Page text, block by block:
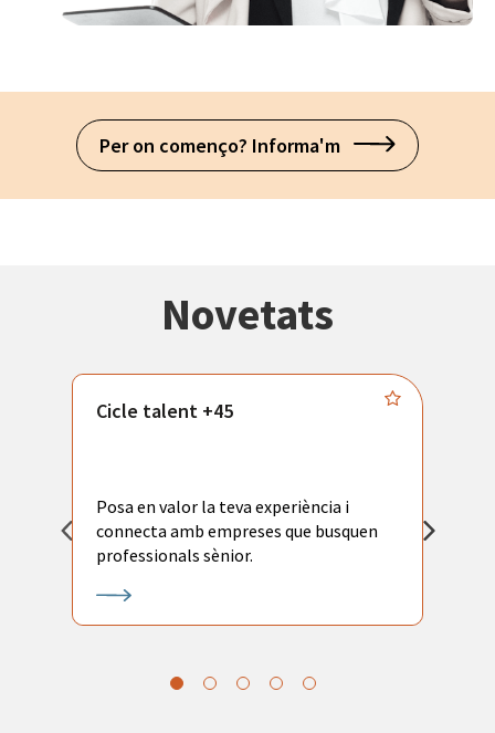
Per on començo? Informa'm
Novetats
Cicle talent +45
Posa en valor la teva experiència i
connecta amb empreses que busquen
professionals sènior.